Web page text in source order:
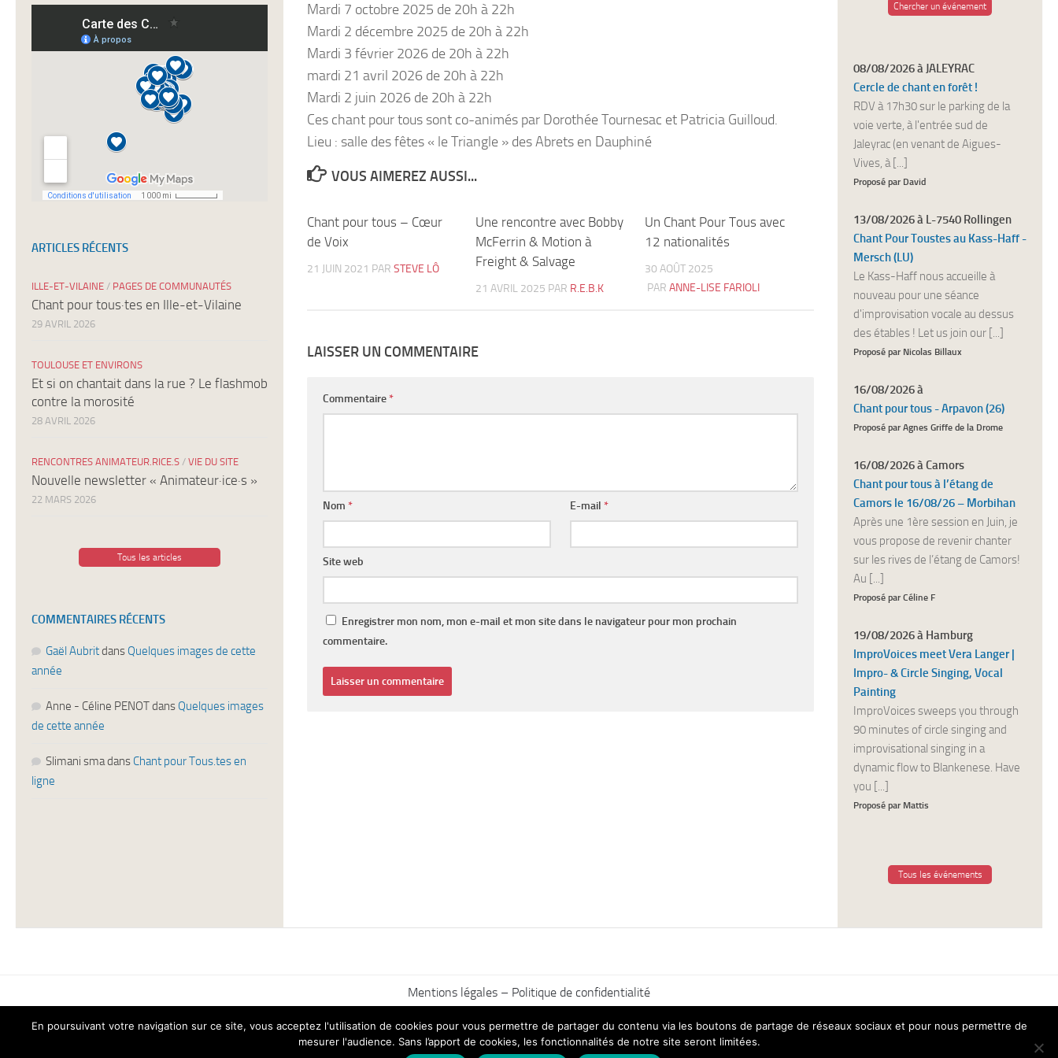
Mardi 7 octobre 2025 de 20h à 22h
Mardi 2 décembre 2025 de 20h à 22h
Mardi 3 février 2026 de 20h à 22h
mardi 21 avril 2026 de 20h à 22h
Mardi 2 juin 2026 de 20h à 22h
Ces chant pour tous sont co-animés par Dorothée Tournesac et Patricia Guilloud.
Lieu : salle des fêtes « le Triangle » des Abrets en Dauphiné
VOUS AIMEREZ AUSSI...
Chant pour tous – Cœur
de Voix
21 JUIN 2021 PAR STEVE LÔ
Une rencontre avec Bobby
McFerrin & Motion à
Freight & Salvage
21 AVRIL 2025 PAR R.E.B.K
Un Chant Pour Tous avec
12 nationalités
30 AOÛT 2025
PAR ANNE-LISE FARIOLI
LAISSER UN COMMENTAIRE
Commentaire *
Nom * E-mail *
Site web
Enregistrer mon nom, mon e-mail et mon site dans le navigateur pour mon prochain
commentaire.
newsletters
ARTICLES RÉCENTS
ILLE-ET-VILAINE / PAGES DE COMMUNAUTÉS
Chant pour tous·tes en Ille-et-Vilaine
29 AVRIL 2026
TOULOUSE ET ENVIRONS
Et si on chantait dans la rue ? Le flashmob
contre la morosité
28 AVRIL 2026
RENCONTRES ANIMATEUR.RICE.S / VIE DU SITE
Nouvelle newsletter « Animateur·ice·s »
22 MARS 2026
Tous les articles
COMMENTAIRES RÉCENTS
Gaël Aubritdans Quelques images de cette
année
Anne - Céline PENOTdans Quelques images
de cette année
Slimani smadans Chant pour Tous.tes en
ligne
Chercher un événement
08/08/2026 à JALEYRAC
Cercle de chant en forêt !
RDV à 17h30 sur le parking de la
voie verte, à l'entrée sud de
Jaleyrac (en venant de Aigues-
Vives, à [...]
Proposé par David
13/08/2026 à L-7540 Rollingen
Chant Pour Toustes au Kass-Haff -
Mersch (LU)
Le Kass-Haff nous accueille à
nouveau pour une séance
d'improvisation vocale au dessus
des étables ! Let us join our [...]
Proposé par Nicolas Billaux
16/08/2026 à
Chant pour tous - Arpavon (26)
Proposé par Agnes Griffe de la Drome
16/08/2026 à Camors
Chant pour tous à l’étang de
Camors le 16/08/26 – Morbihan
Après une 1ère session en Juin, je
vous propose de revenir chanter
sur les rives de l’étang de Camors!
Au [...]
Proposé par Céline F
19/08/2026 à Hamburg
ImproVoices meet Vera Langer |
Impro- & Circle Singing, Vocal
Painting
ImproVoices sweeps you through
90 minutes of circle singing and
improvisational singing in a
dynamic flow to Blankenese. Have
you [...]
Proposé par Mattis
Tous les événements
Mentions légales – Politique de confidentialité
En poursuivant votre navigation sur ce site, vous acceptez l'utilisation de cookies pour vous permettre de partager du contenu via les boutons de partage de réseaux sociaux et pour nous permettre de
mesurer l'audience. Sans l’apport de cookies, les fonctionnalités de notre site seront limitées.